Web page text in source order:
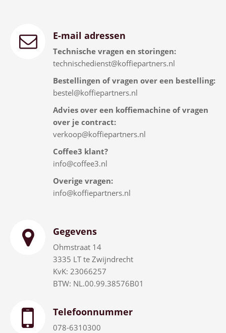
E-mail adressen
Technische vragen en storingen:
technischedienst@koffiepartners.nl
Bestellingen of vragen over een bestelling:
bestel@koffiepartners.nl
Advies over een koffiemachine of vragen
over je contract:
verkoop@koffiepartners.nl
Coffee3 klant?
info@coffee3.nl
Overige vragen:
info@koffiepartners.nl
Gegevens
Ohmstraat 14
3335 LT te Zwijndrecht
KvK: 23066257
BTW: NL.00.99.38576B01
Telefoonnummer
078-6310300